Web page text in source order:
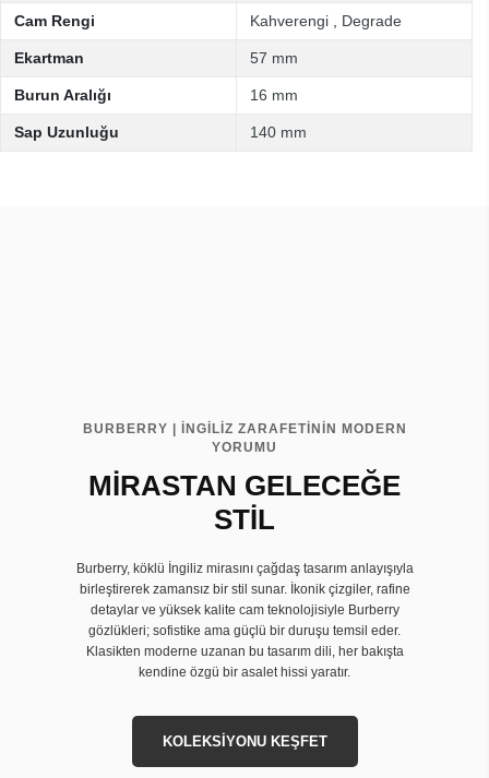
Cam Rengi Kahverengi Degrade
Ekartman 57 mm
Burun Aralığı 16 mm
Sap Uzunluğu 140 mm
BURBERRY | İNGİLİZ ZARAFETİNİN MODERN
YORUMU
MİRASTAN GELECEĞE
STİL
Burberry, köklü İngiliz mirasını çağdaş tasarım anlayışıyla
birleştirerek zamansız bir stil sunar. İkonik çizgiler, rafine
detaylar ve yüksek kalite cam teknolojisiyle Burberry
gözlükleri; sofistike ama güçlü bir duruşu temsil eder.
Klasikten moderne uzanan bu tasarım dili, her bakışta
kendine özgü bir asalet hissi yaratır.
KOLEKSİYONU KEŞFET